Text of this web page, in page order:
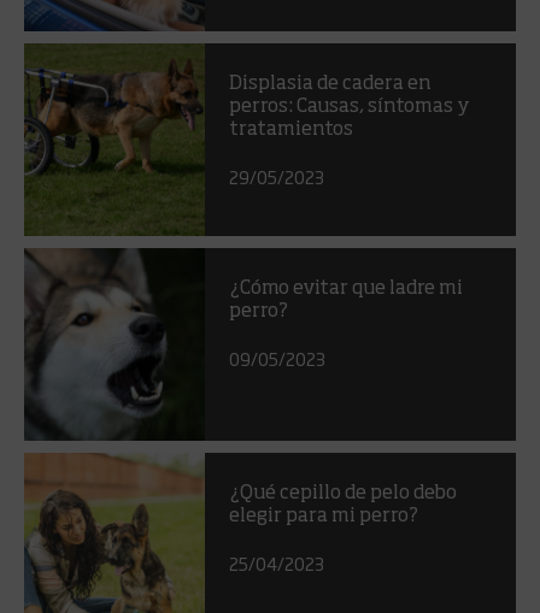
Displasia de cadera en
perros: Causas, síntomas y
tratamientos
29/05/2023
¿Cómo evitar que ladre mi
perro?
09/05/2023
¿Qué cepillo de pelo debo
elegir para mi perro?
25/04/2023